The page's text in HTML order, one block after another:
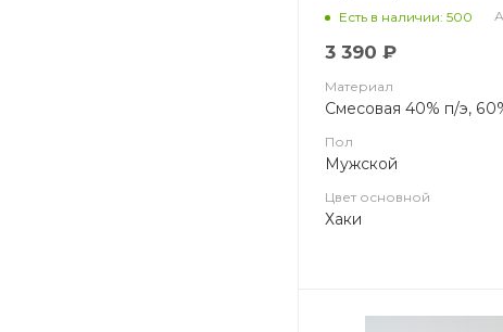
Есть в наличии: 500
3 390 ₽
Материал
Смесовая 40% п/э,
Пол
Мужской
Цвет основной
Хаки